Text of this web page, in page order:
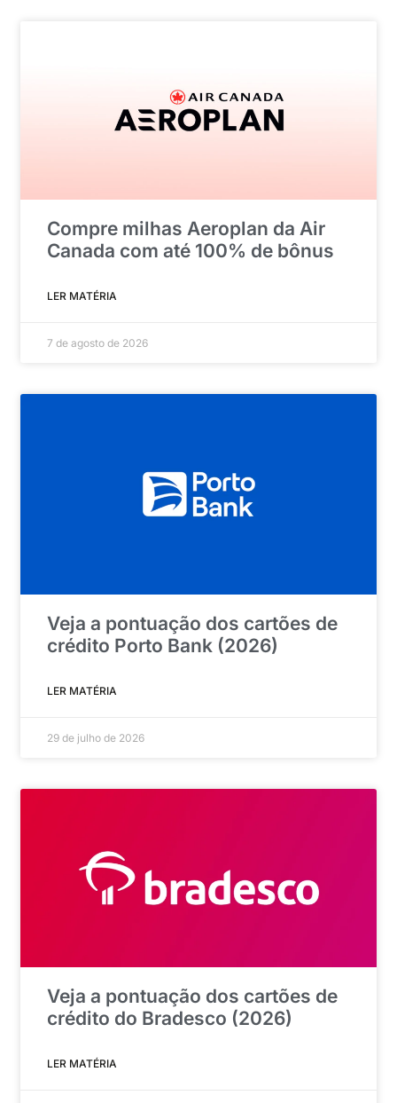
Compre milhas Aeroplan da Air
Canada com até 100% de bônus
LER MATÉRIA
7 de agosto de 2026
Veja a pontuação dos cartões de
crédito Porto Bank (2026)
LER MATÉRIA
29 de julho de 2026
Veja a pontuação dos cartões de
crédito do Bradesco (2026)
LER MATÉRIA